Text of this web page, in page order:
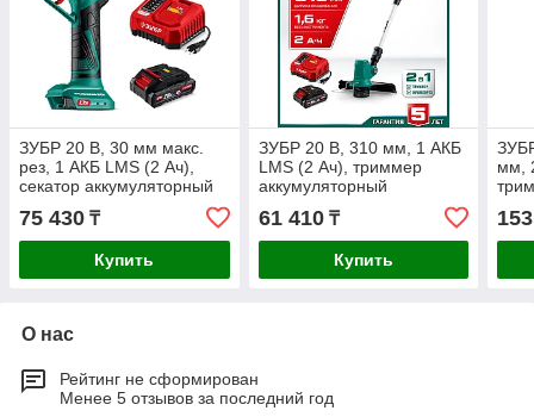
ЗУБР 20 В, 30 мм макс.
рез, 1 АКБ LMS (2 Ач),
секатор аккумуляторный
75 430 ₸
Купить
ЗУБР 20 В, 310 мм, 1 АКБ
LMS (2 Ач), триммер
аккумуляторный
бесщеточный (ТАБ-2031-
21)
61 410₸
Купить
мм,
42)
О нас
Рейтинг не сформирован
Менее 5 отзывов за последний год